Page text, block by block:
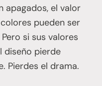
apagados, el valor
pueden ser
si sus valores
diseño pierde
Pierdes el drama.